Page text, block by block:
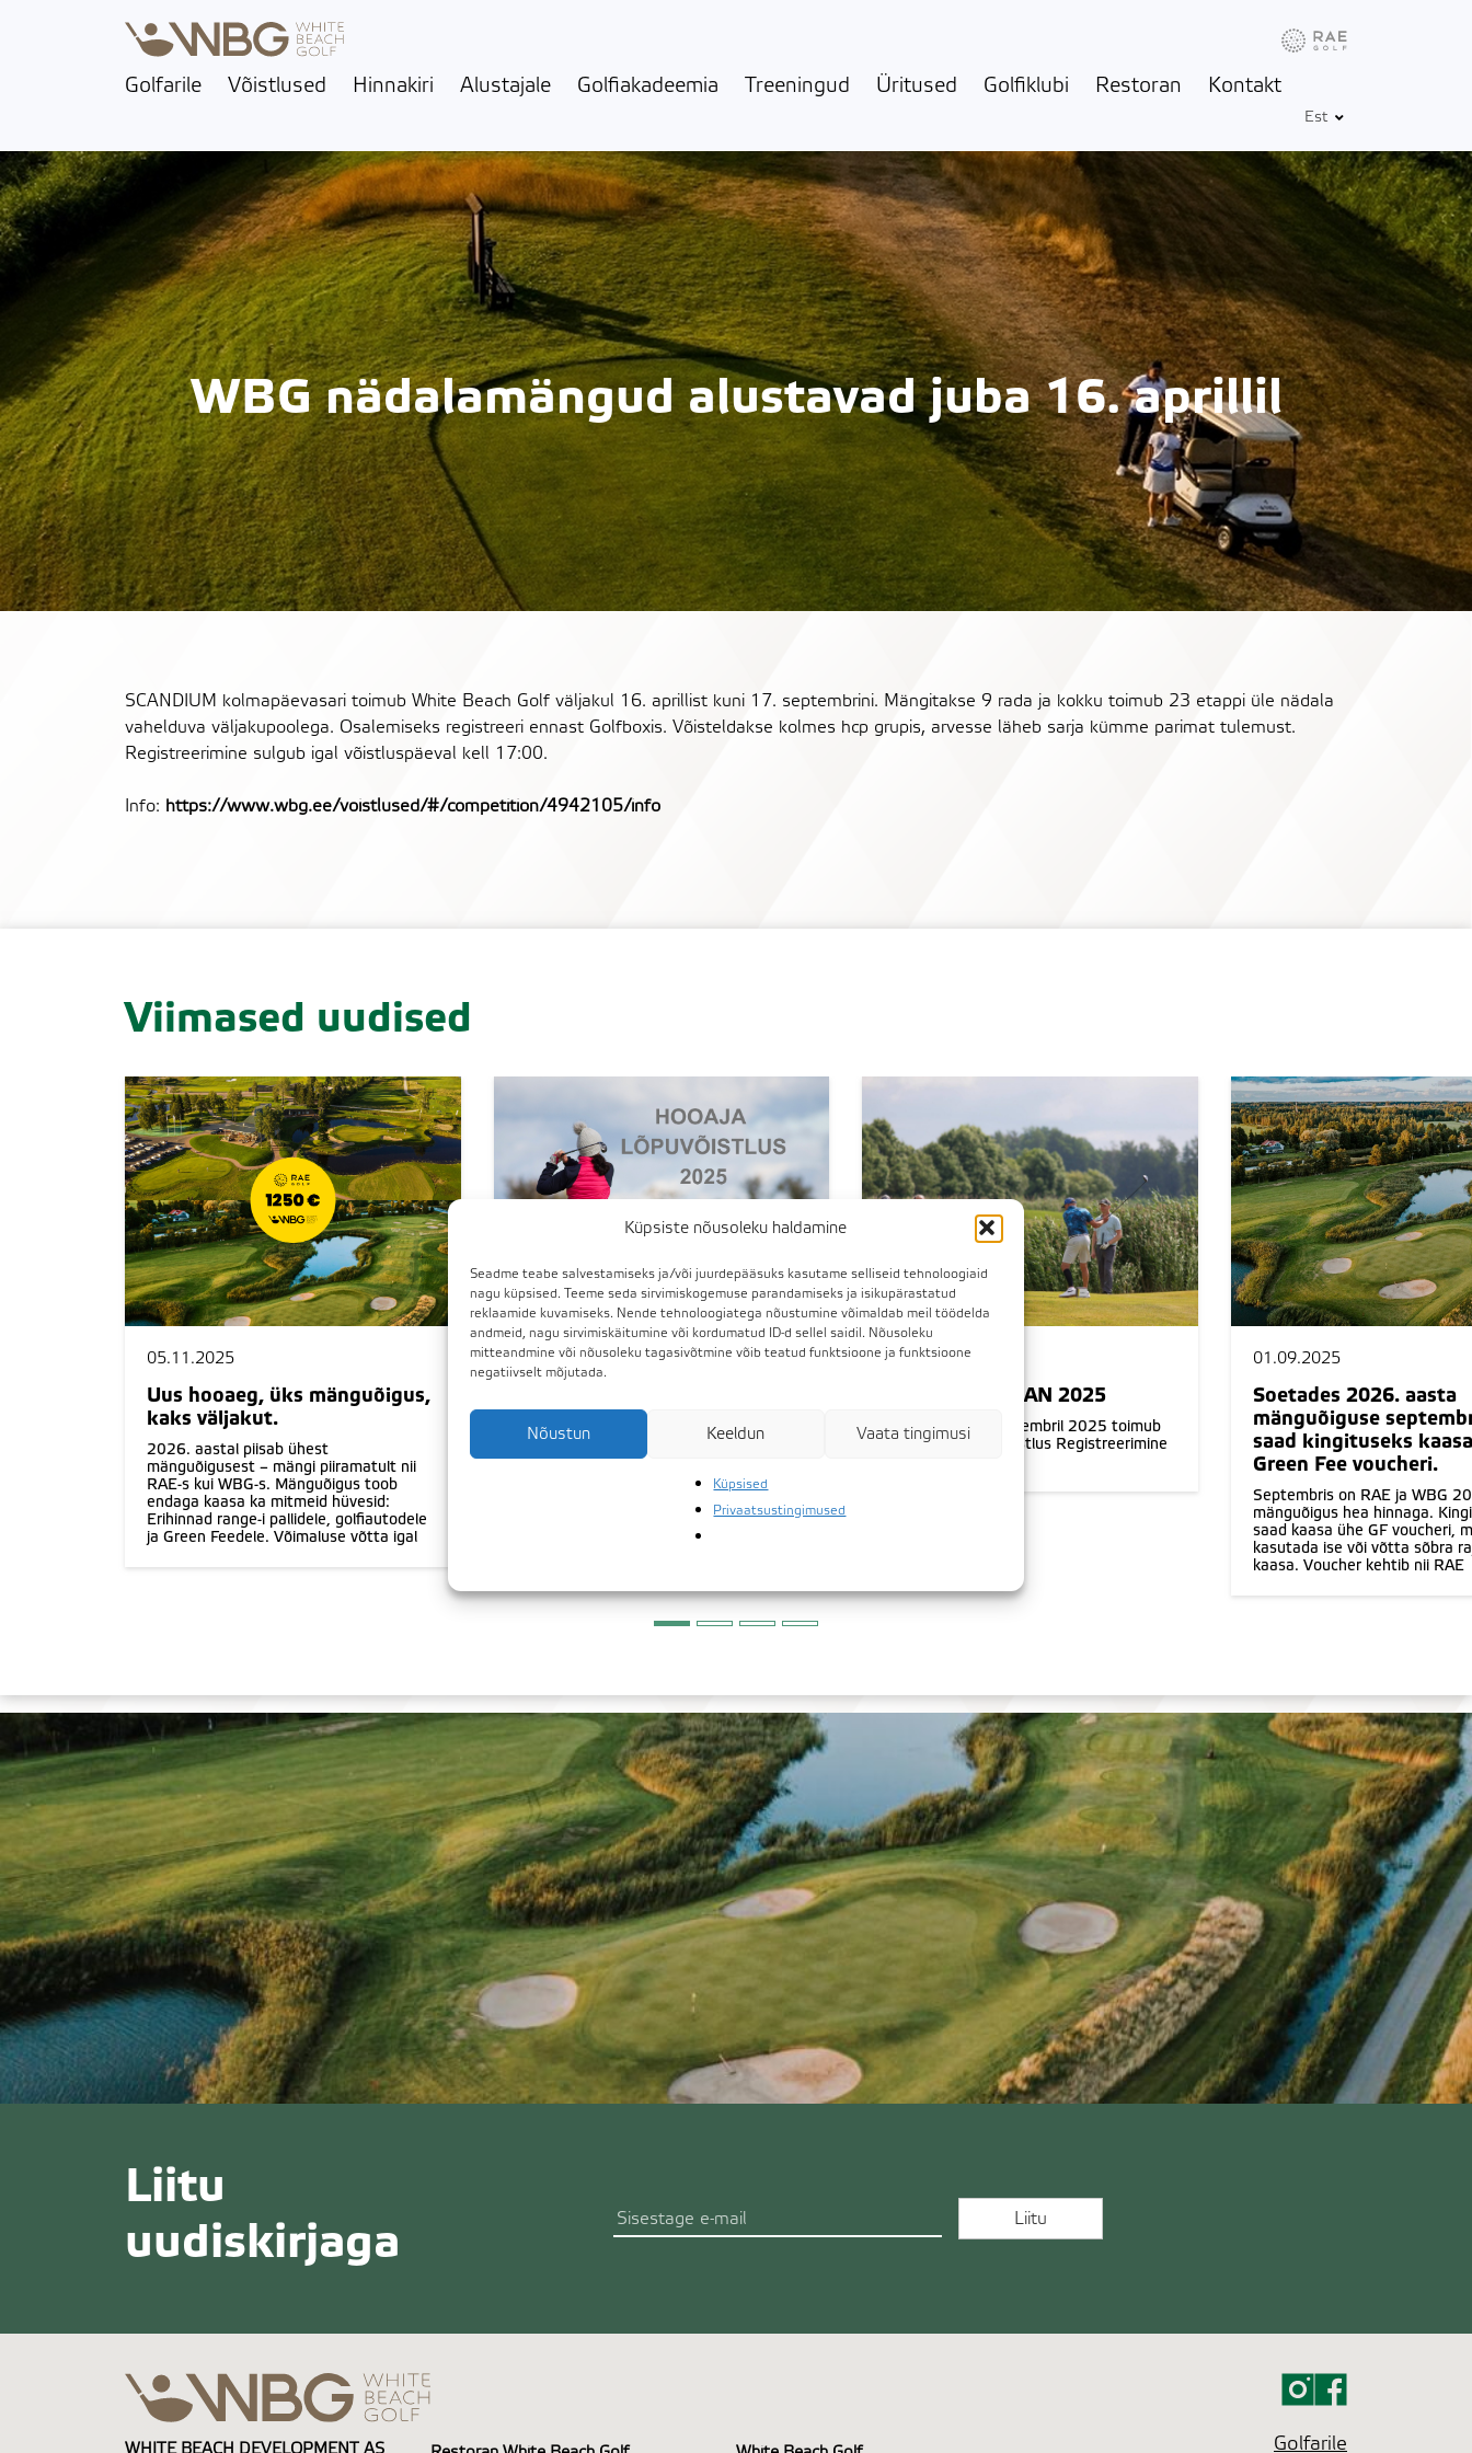
Küpsiste nõusoleku haldamine
Seadme teabe salvestamiseks ja/või juurdepääsuks kasutame selliseid tehnoloogiaid
nagu küpsised. Teeme seda sirvimiskogemuse parandamiseks ja isikupärastatud
reklaamide kuvamiseks. Nende tehnoloogiatega nõustumine võimaldab meil töödelda
andmeid, nagu sirvimiskäitumine või kordumatud ID-d sellel saidil. Nõusoleku
mitteandmine või nõusoleku tagasivõtmine võib teatud funktsioone ja funktsioone
negatiivselt mõjutada.
Nõustun Keeldun Vaata tingimusi
Küpsised
Privaatsustingimused
Golfarile Võistlused Hinnakiri Alustajale Golfiakadeemia Treeningud Üritused Golfiklubi Restoran Kontakt
Est
WBG nädalamängud alustavad juba 16. aprillil
SCANDIUM kolmapäevasari toimub White Beach Golf väljakul 16. aprillist kuni 17. septembrini. Mängitakse 9 rada ja kokku toimub 23 etappi üle nädala
vahelduva väljakupoolega. Osalemiseks registreeri ennast Golfboxis. Võisteldakse kolmes hcp grupis, arvesse läheb sarja kümme parimat tulemust.
Registreerimine sulgub igal võistluspäeval kell 17:00.
Info: https://www.wbg.ee/voistlused/#/competition/4942105/info
Viimased uudised
05.11.2025
Uus hooaeg, üks mänguõigus,
kaks väljakut.
2026. aastal piisab ühest
mänguõigusest – mängi piiramatult nii
RAE-s kui WBG-s. Mänguõigus toob
endaga kaasa ka mitmeid hüvesid:
Erihinnad range-i pallidele, golfiautodele
ja Green Feedele. Võimaluse võtta igal
07.10.2025
VALGERANNA GOLFIKLUBI HOOAJA
LÕPUVÕISTLUS 2025 Valgerannas 11.
oktoobril algusega kell 11:30
ühisstardist. Võistlustasu 95€
(makselink) WBG hooajapileti omanik
65€ (makselink) VGK juunior 40€
23.09.2025
SÜGIS MULLIGAN 2025
Laupäeval 27. septembril 2025 toimub
sügise ägedaim võistlus Registreerimine
01.09.2025
Soetades 2026. aasta
mänguõiguse
saad kingituseks
Green Fee voucheri.
Septembris on RAE ja WBG
mänguõigus hea hinnaga.
saad kaasa ühe GF voucheri,
kasutada ise või võtta sõbra
kaasa. Voucher kehtib nii RAE
Liitu
uudiskirjaga
WHITE BEACH DEVELOPMENT AS Golfarile
Ilm